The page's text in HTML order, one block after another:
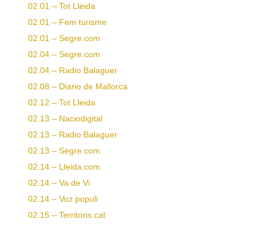
02.01 – Tot Lleida
02.01 – Fem turisme
02.01 – Segre.com
02.04 – Segre.com
02.04 – Radio Balaguer
02.08 – Diario de Mallorca
02.12 – Tot Lleida
02.13 – Naciodigital
02.13 – Radio Balaguer
02.13 – Segre.com
02.14 – Lleida.com
02.14 – Va de Vi
02.14 – Voz populi
02.15 – Territoris.cat